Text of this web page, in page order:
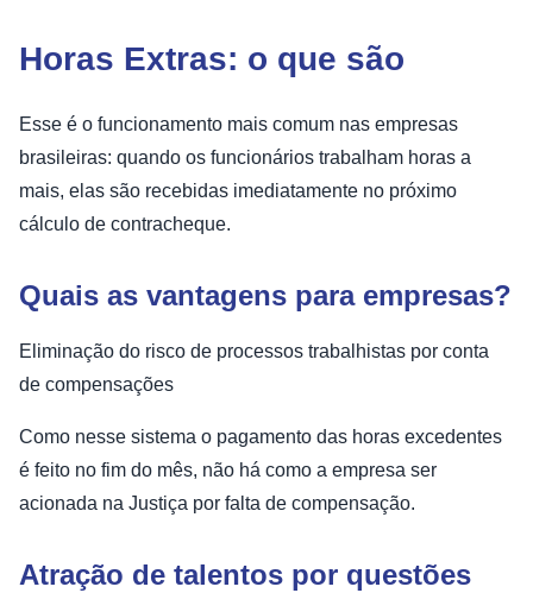
Horas Extras: o que são
Esse é o funcionamento mais comum nas empresas
brasileiras: quando os funcionários trabalham horas a
mais, elas são recebidas imediatamente no próximo
cálculo de contracheque.
Quais as vantagens para empresas?
Eliminação do risco de processos trabalhistas por conta
de compensações
Como nesse sistema o pagamento das horas excedentes
é feito no fim do mês, não há como a empresa ser
acionada na Justiça por falta de compensação.
Atração de talentos por questões